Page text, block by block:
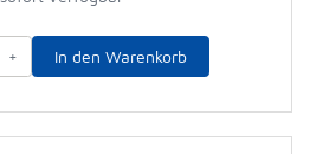
+ In den Warenkorb